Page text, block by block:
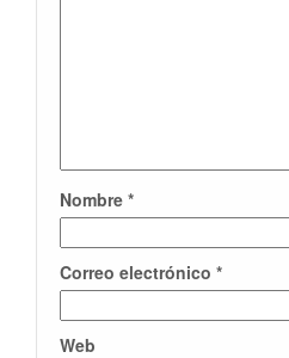
Nombre *
Correo electrónico *
Web